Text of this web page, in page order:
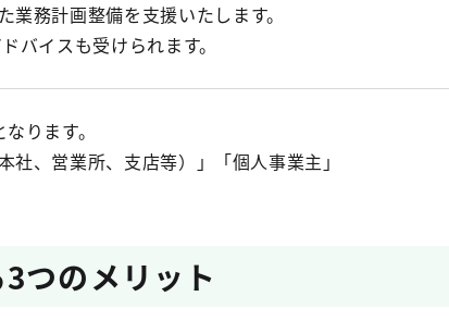
業務計画整備を支援いたします。
バイスも受けられます。
ります。
、営業所、支店等）」「個人事業主」
つのメリット